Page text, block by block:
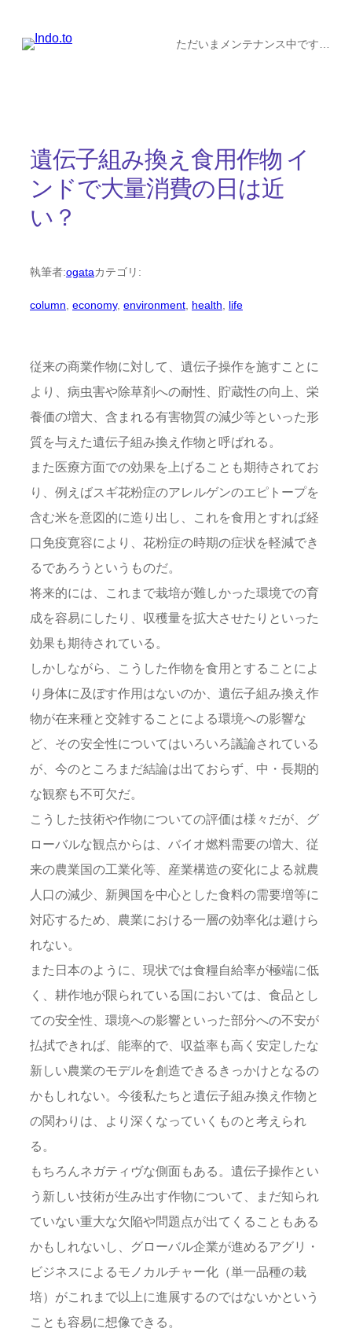
ただいまメンテナンス中です…
遺伝子組み換え食用作物 イ
ンドで大量消費の日は近
い？
執筆者:ogataカテゴリ:
column, economy, environment, health, life
従来の商業作物に対して、遺伝子操作を施すことに
より、病虫害や除草剤への耐性、貯蔵性の向上、栄
養価の増大、含まれる有害物質の減少等といった形
質を与えた遺伝子組み換え作物と呼ばれる。
また医療方面での効果を上げることも期待されてお
り、例えばスギ花粉症のアレルゲンのエピトープを
含む米を意図的に造り出し、これを食用とすれば経
口免疫寛容により、花粉症の時期の症状を軽減でき
るであろうというものだ。
将来的には、これまで栽培が難しかった環境での育
成を容易にしたり、収穫量を拡大させたりといった
効果も期待されている。
しかしながら、こうした作物を食用とすることによ
り身体に及ぼす作用はないのか、遺伝子組み換え作
物が在来種と交雑することによる環境への影響な
ど、その安全性についてはいろいろ議論されている
が、今のところまだ結論は出ておらず、中・長期的
な観察も不可欠だ。
こうした技術や作物についての評価は様々だが、グ
ローバルな観点からは、バイオ燃料需要の増大、従
来の農業国の工業化等、産業構造の変化による就農
人口の減少、新興国を中心とした食料の需要増等に
対応するため、農業における一層の効率化は避けら
れない。
また日本のように、現状では食糧自給率が極端に低
く、耕作地が限られている国においては、食品とし
ての安全性、環境への影響といった部分への不安が
払拭できれば、能率的で、収益率も高く安定したな
新しい農業のモデルを創造できるきっかけとなるの
かもしれない。今後私たちと遺伝子組み換え作物と
の関わりは、より深くなっていくものと考えられ
る。
もちろんネガティヴな側面もある。遺伝子操作とい
う新しい技術が生み出す作物について、まだ知られ
ていない重大な欠陥や問題点が出てくることもある
かもしれないし、グローバル企業が進めるアグリ・
ビジネスによるモノカルチャー化（単一品種の栽
培）がこれまで以上に進展するのではないかという
ことも容易に想像できる。